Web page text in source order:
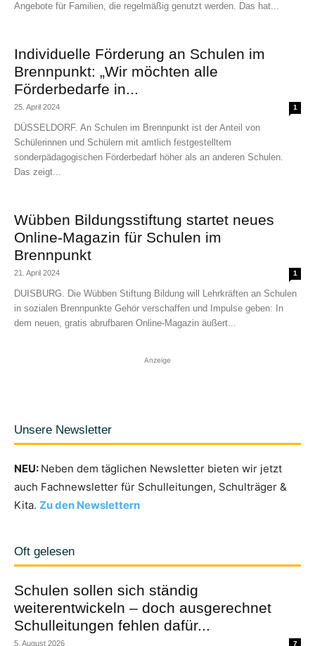
Angebote für Familien, die regelmäßig genutzt werden. Das hat...
Individuelle Förderung an Schulen im
Brennpunkt: „Wir möchten alle
Förderbedarfe in...
25. April 2024 1
DÜSSELDORF. An Schulen im Brennpunkt ist der Anteil von
Schülerinnen und Schülern mit amtlich festgestelltem
sonderpädagogischen Förderbedarf höher als an anderen Schulen.
Das zeigt...
Wübben Bildungsstiftung startet neues
Online-Magazin für Schulen im
Brennpunkt
21. April 2024 1
DUISBURG. Die Wübben Stiftung Bildung will Lehrkräften an Schulen
in sozialen Brennpunkte Gehör verschaffen und Impulse geben: In
dem neuen, gratis abrufbaren Online-Magazin äußert...
Anzeige
Unsere Newsletter
NEU: Neben dem täglichen Newsletter bieten wir jetzt
auch Fachnewsletter für Schulleitungen, Schulträger &
Kita. Zu den Newslettern
Oft gelesen
Schulen sollen sich ständig
weiterentwickeln – doch ausgerechnet
Schulleitungen fehlen dafür...
5. August 2026 7